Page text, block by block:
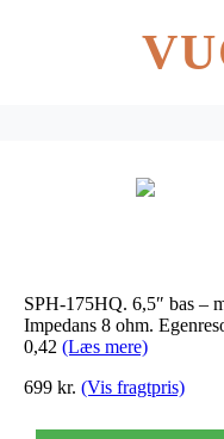
SPH-175HQ. 6,5″ bas –
Impedans 8 ohm.
0,42 (Læs mere)
699 kr. (Vis fragtpris)